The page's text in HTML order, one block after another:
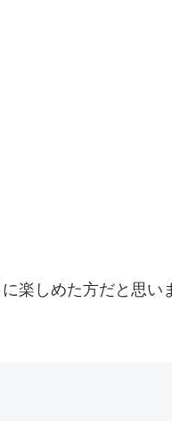
楽しめた方だと思い